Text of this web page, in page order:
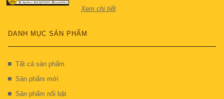
Xem chi tiết
DANH MỤC SẢN PHẨM
Tất cả sản phẩm
Sản phẩm mới
Sản phẩm nổi bật